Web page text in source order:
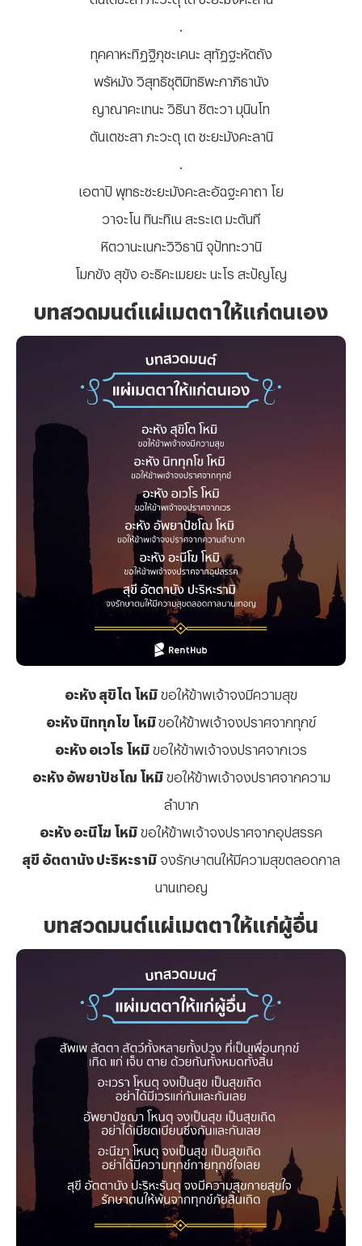
ทุคคาหะทิฏฐิภุชะเคนะ สุทัฏฐะหัตถัง
พรัหมัง วิสุทธิชุติมิทธิพะกาภิธานัง
ญาณาคะเทนะ วิธินา ชิตะวา มุนินโท
ตันเตชะสา ภะวะตุ เต ชะยะมังคะลานิ
เอตาปิ พุทธะชะยะมังคะละอัฉฐะคาถา โย
วาจะโน ทินะทิเน สะระเต มะตันที
หิตวานะเนกะวิวิธานิ จุปัททะวานิ
โมกขัง สุขัง อะธิคะเมยยะ นะโร สะปัญโญ
บทสวดมนต์แผ่เมตตาให้แก่ตนเอง
อะหัง สุขิโต โหมิ ขอให้ข้าพเจ้าจงมีความสุข
อะหัง นิททุกโข โหมิ ขอให้ข้าพเจ้าจงปราศจากทุกข์
อะหัง อเวโร โหมิ ขอให้ข้าพเจ้าจงปราศจากเวร
อะหัง อัพยาปัชโฌ โหมิขอให้ข้าพเจ้าจงปราศจากความ
ลำบาก
อะหัง อะนีโฆ โหมิ ขอให้ข้าพเจ้าจงปราศจากอุปสรรค
สุขี อัตตานัง ปะริหะรามิ จงรักษาตนให้มีความสุขตลอดกาล
นานเทอญ
บทสวดมนต์แผ่เมตตาให้แก่ผู้อื่น